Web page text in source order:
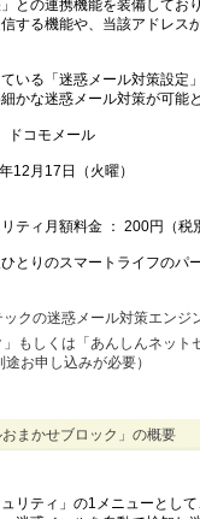
との連携機能を装備して
する機能や、当該アドレ
いる「迷惑メール対策設定
かな迷惑メール対策が可能
ドコモメール
12月17日（火曜）
ティ月額料金 ： 200円（税
とりのスマートライフの
クの迷惑メール対策エン
もしくは「あんしんネッ
お申し込みが必要）
まかせブロック」の概要
ュリティ」の1メニューとし